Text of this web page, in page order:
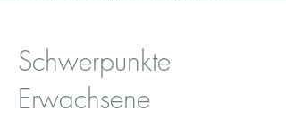
Schwerpunkte
Erwachsene